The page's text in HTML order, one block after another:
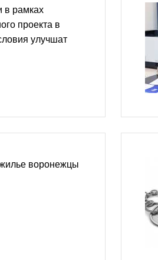
в рамках
проекта в
улучшат
воронежцы